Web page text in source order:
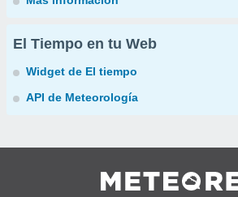
El Tiempo en tu Web
Widget de El tiempo
API de Meteorología